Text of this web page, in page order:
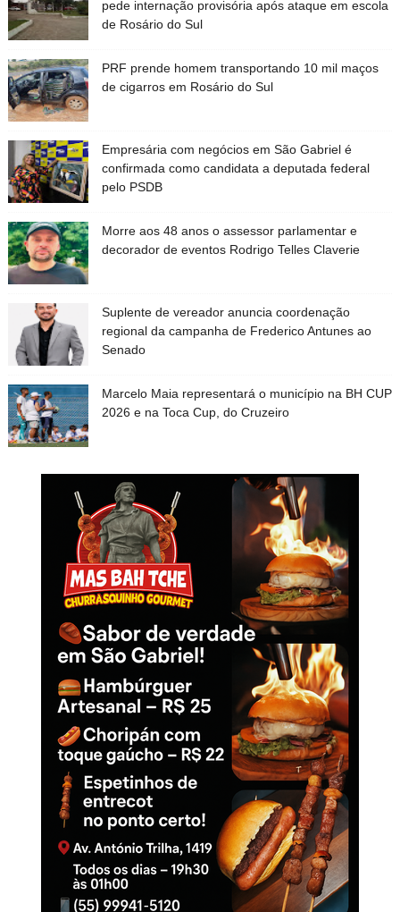
pede internação provisória após ataque em escola
de Rosário do Sul
PRF prende homem transportando 10 mil maços
de cigarros em Rosário do Sul
Empresária com negócios em São Gabriel é
confirmada como candidata a deputada federal
pelo PSDB
Morre aos 48 anos o assessor parlamentar e
decorador de eventos Rodrigo Telles Claverie
Suplente de vereador anuncia coordenação
regional da campanha de Frederico Antunes ao
Senado
Marcelo Maia representará o município na BH CUP
2026 e na Toca Cup, do Cruzeiro